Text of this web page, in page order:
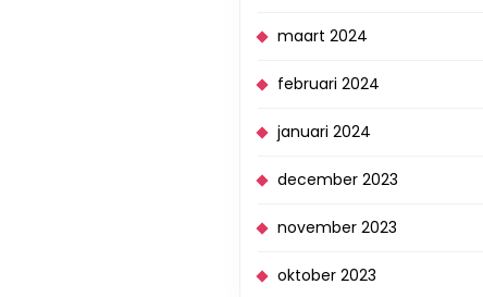
maart 2024
februari 2024
januari 2024
december 2023
november 2023
oktober 2023